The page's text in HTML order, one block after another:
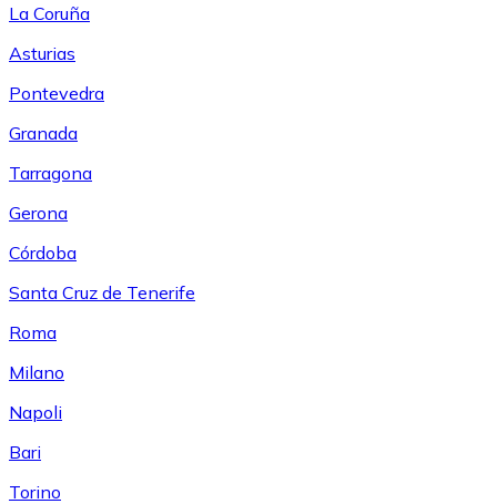
La Coruña
Asturias
Pontevedra
Granada
Tarragona
Gerona
Córdoba
Santa Cruz de Tenerife
Roma
Milano
Napoli
Bari
Torino